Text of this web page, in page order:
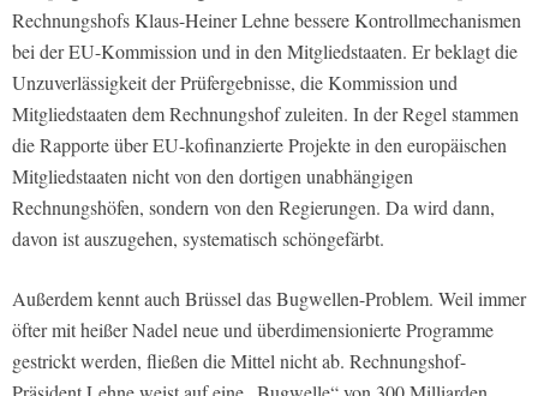
Rechnungshofs Klaus-Heiner Lehne bessere Kontrollmechanismen
bei der EU-Kommission und in den Mitgliedstaaten. Er beklagt die
Unzuverlässigkeit der Prüfergebnisse, die Kommission und
Mitgliedstaaten dem Rechnungshof zuleiten. In der Regel stammen
die Rapporte über EU-kofinanzierte Projekte in den europäischen
Mitgliedstaaten nicht von den dortigen unabhängigen
Rechnungshöfen, sondern von den Regierungen. Da wird dann,
davon ist auszugehen, systematisch schöngefärbt.
Außerdem kennt auch Brüssel das Bugwellen-Problem. Weil immer
öfter mit heißer Nadel neue und überdimensionierte Programme
gestrickt werden, fließen die Mittel nicht ab. Rechnungshof-